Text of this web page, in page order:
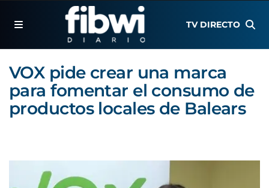
TV DIRECTO
VOX pide crear una marca
para fomentar el consumo de
productos locales de Balears